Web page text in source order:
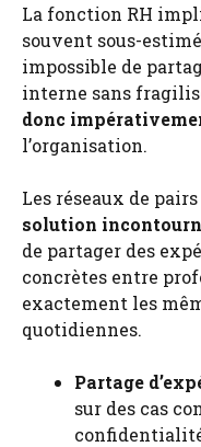
La fonction RH
souvent sous-
impossible de
interne sans
donc
l’organisation.
Les réseaux de
solution
de partager des
concrètes entre
exactement les
quotidiennes.
Partage
sur des cas